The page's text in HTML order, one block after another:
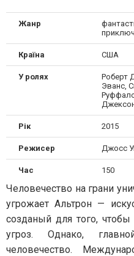
Жанр
Країна CША
У ролях
Роберт
Эванс,
Рік 2015
Режисер Джосс
Час 150
Человечество на грани
угрожает Альтрон —
созданый для того,
угроз. Однако,
человечество.